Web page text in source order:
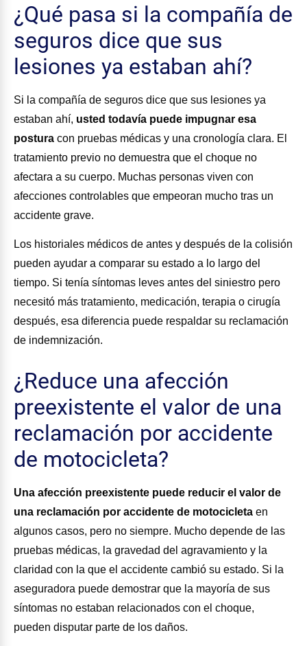
¿Qué pasa si la compañía de
seguros dice que sus
lesiones ya estaban ahí?
Si la compañía de seguros dice que sus lesiones ya
estaban ahí, usted todavía puede impugnar esa
postura con pruebas médicas y una cronología clara. El
tratamiento previo no demuestra que el choque no
afectara a su cuerpo. Muchas personas viven con
afecciones controlables que empeoran mucho tras un
accidente grave.
Los historiales médicos de antes y después de la colisión
pueden ayudar a comparar su estado a lo largo del
tiempo. Si tenía síntomas leves antes del siniestro pero
necesitó más tratamiento, medicación, terapia o cirugía
después, esa diferencia puede respaldar su reclamación
de indemnización.
¿Reduce una afección
preexistente el valor de una
reclamación por accidente
de motocicleta?
Una afección preexistente puede reducir el valor de
una reclamación por accidente de motocicleta en
algunos casos, pero no siempre. Mucho depende de las
pruebas médicas, la gravedad del agravamiento y la
claridad con la que el accidente cambió su estado. Si la
aseguradora puede demostrar que la mayoría de sus
síntomas no estaban relacionados con el choque,
pueden disputar parte de los daños.